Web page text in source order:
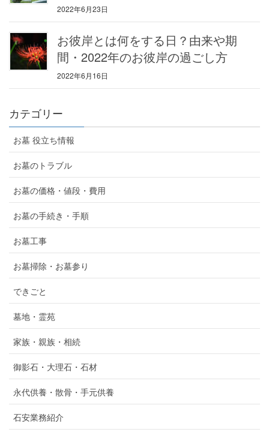
2022年6月23日
お彼岸とは何をする日？由来や期
間・2022年のお彼岸の過ごし方
2022年6月16日
カテゴリー
お墓 役立ち情報
お墓のトラブル
お墓の価格・値段・費用
お墓の手続き・手順
お墓工事
お墓掃除・お墓参り
できごと
墓地・霊苑
家族・親族・相続
御影石・大理石・石材
永代供養・散骨・手元供養
石安業務紹介